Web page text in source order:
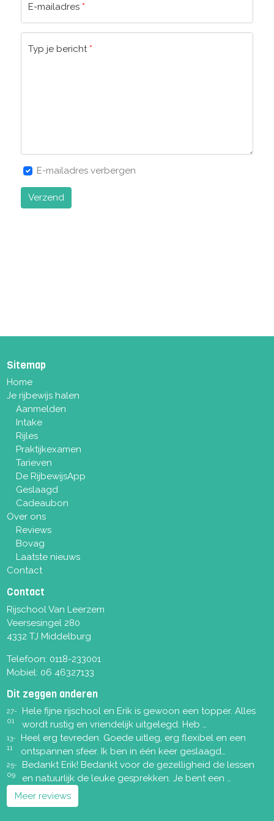
E-mailadres *
Typ je bericht *
E-mailadres verbergen
Verzend
Sitemap
Home
Je rijbewijs halen
Aanmelden
Intake
Rijles
Praktijkexamen
Tarieven
De RijbewijsApp
Geslaagd
Cadeaubon
Over ons
Reviews
Bovag
Laatste nieuws
Contact
Contact
Rijschool Van Leerzem
Veersesingel 280
4332 TJ Middelburg
Telefoon: 0118-233001
Mobiel: 06 46327133
Dit zeggen anderen
27-
01
Hele fijne rijschool en Erik is gewoon een topper. Alles
wordt rustig en vriendelijk uitgelegd. Heb …
13-
11
Heel erg tevreden. Goede uitleg, erg flexibel en een
ontspannen sfeer. Ik ben in één keer geslaagd…
25-
09
Bedankt Erik! Bedankt voor de gezelligheid de lessen
en natuurlijk de leuke gesprekken. Je bent een …
Meer reviews